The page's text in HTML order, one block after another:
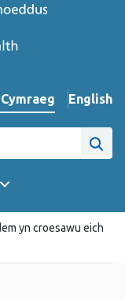
iaith y wefan
Cymraeg English
–
yn croesawu eich